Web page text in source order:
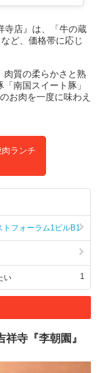
寺店』は、「牛の蔵
ど、価格帯に応じ
肉質の柔らかさと熟
南国スイート豚」
お肉を一度に味わえ
肉ランチ
トフォーラム1ビルB1
い 1
寺『李朝園』